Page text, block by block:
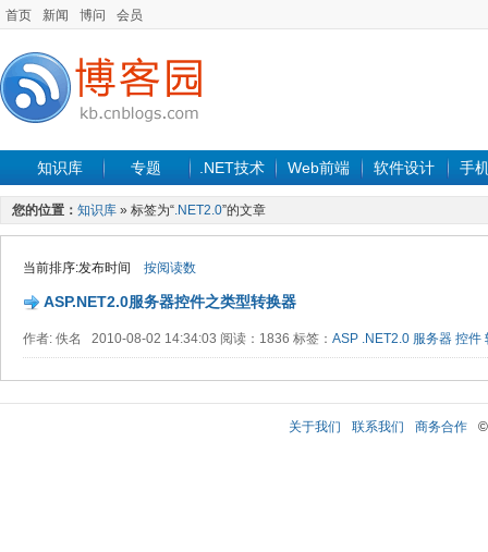
首页 新闻 博问 会员
知识库 专题 .NET技术 Web前端 软件设计 手
您的位置： 知识库 » 标签为“.NET2.0”的文章
当前排序:发布时间 按阅读数
ASP.NET2.0服务器控件之类型转换器
作者: 佚名 2010-08-02 14:34:03 阅读：1836 标签： ASP .NET2.0 服务器 控件
关于我们 联系我们 商务合作